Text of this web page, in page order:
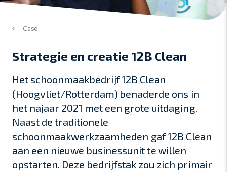
Case
Strategie en creatie 12B Clean
Het schoonmaakbedrijf 12B Clean
(Hoogvliet/Rotterdam) benaderde ons in
het najaar 2021 met een grote uitdaging.
Naast de traditionele
schoonmaakwerkzaamheden gaf 12B Clean
aan een nieuwe businessunit te willen
opstarten. Deze bedrijfstak zou zich primair